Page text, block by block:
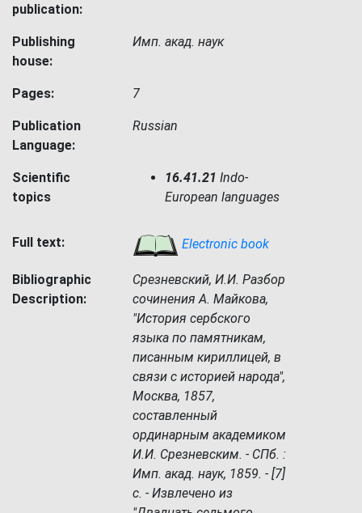
publication:
Publishing
house:
Имп. акад. наук
Pages: 7
Publication
Language:
Russian
Scientific
topics
16.41.21 Indo-
European languages
Full text: Electronic book
Bibliographic
Description:
Срезневский, И.И. Разбор
сочинения А. Майкова,
"История сербского
языка по памятникам,
писанным кириллицей, в
связи с историей народа",
Москва, 1857,
составленный
ординарным академиком
И.И. Срезневским. - СПб. :
Имп. акад. наук, 1859. - [7]
с. - Извлечено из